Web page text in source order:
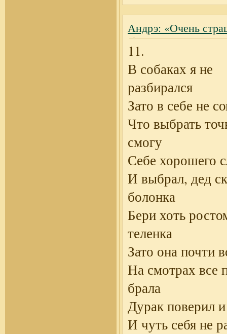
Андрэ: «Очень
11.
В собаках я не
разбирался
Зато в себе не
Что выбрать
смогу
Себе хорошего
И выбрал, дед
болонка
Бери хоть
теленка
Зато она почти
На смотрах все
брала
Дурак поверил
И чуть себя не